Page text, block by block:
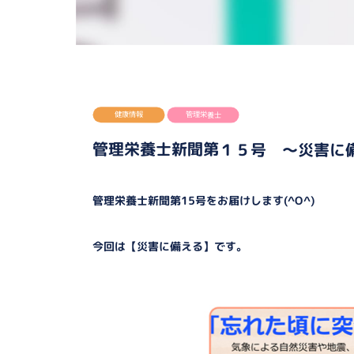
健康情報 管理栄養士
管理栄養士新聞第１５号 ～災害に
管理栄養士新聞第15号をお届けします(^O^)
今回は【災害に備える】です。